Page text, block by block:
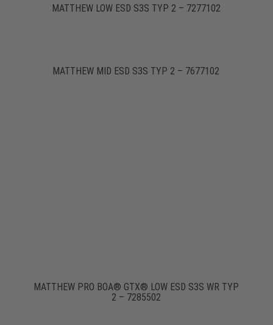
MATTHEW LOW ESD S3S TYP 2 – 7277102
MATTHEW MID ESD S3S TYP 2 – 7677102
MATTHEW PRO BOA® GTX® LOW ESD S3S WR TYP
2 – 7285502